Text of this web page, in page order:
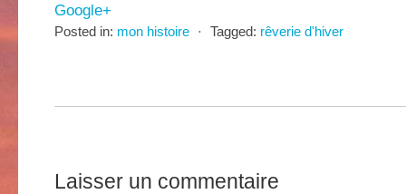
Google+
Posted in: mon histoire ⋅ Tagged: rêverie d'hiver
Laisser un commentaire